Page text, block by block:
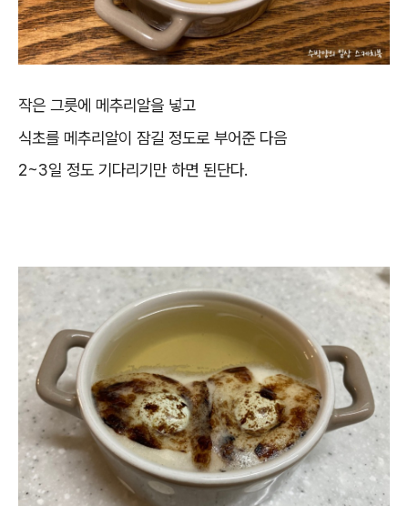
작은 그릇에 메추리알을 넣고
식초를 메추리알이 잠길 정도로 부어준 다음
2~3일 정도 기다리기만 하면 된단다.